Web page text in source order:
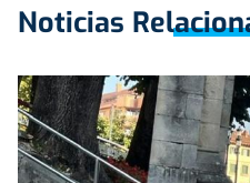
Noticias